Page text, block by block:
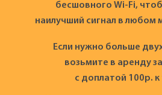
бесшовного Wi-Fi,
наилучший сигнал в любом
Если нужно больше
возьмите в аренду
с доплатой 100р.